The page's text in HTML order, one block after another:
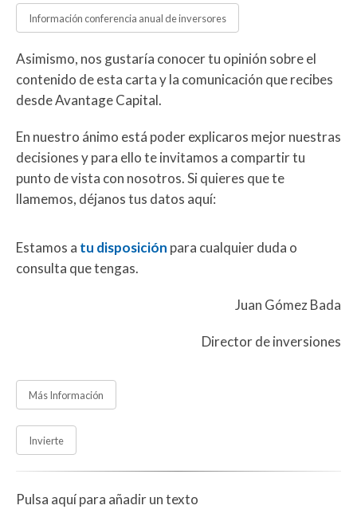
Información conferencia anual de inversores
Asimismo, nos gustaría conocer tu opinión sobre el
contenido de esta carta y la comunicación que recibes
desde Avantage Capital.
En nuestro ánimo está poder explicaros mejor nuestras
decisiones y para ello te invitamos a compartir tu
punto de vista con nosotros. Si quieres que te
llamemos, déjanos tus datos aquí:
Estamos a tu disposición para cualquier duda o
consulta que tengas.
Juan Gómez Bada
Director de inversiones
Más Información
Invierte
Pulsa aquí para añadir un texto